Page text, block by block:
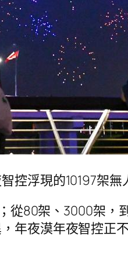
控浮現的10197架
從80架、3000架，
年夜漠年夜智控正